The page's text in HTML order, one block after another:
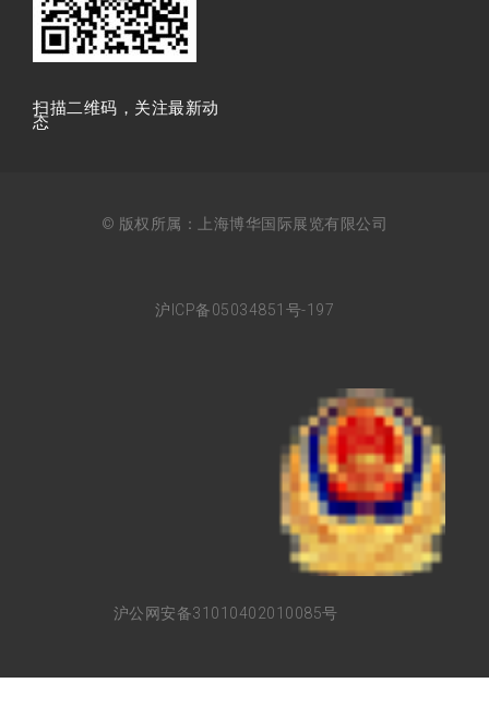
扫描⼆维码，关注最新动
态
© 版权所属：上海博华国际展览有限公司
沪ICP备05034851号-197
沪公网安备31010402010085号